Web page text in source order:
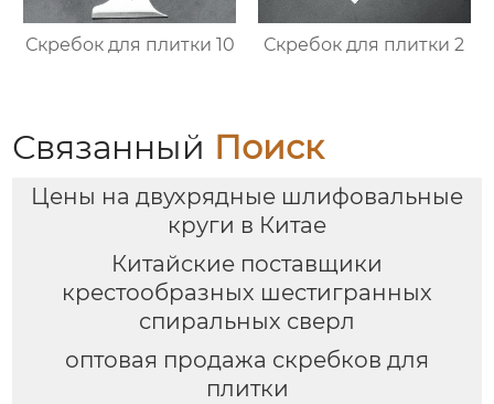
Скребок для плитки 10 Скребок для плитки 2
Связанный Поиск
Цены на двухрядные шлифовальные
круги в Китае
Китайские поставщики
крестообразных шестигранных
спиральных сверл
оптовая продажа скребков для
плитки